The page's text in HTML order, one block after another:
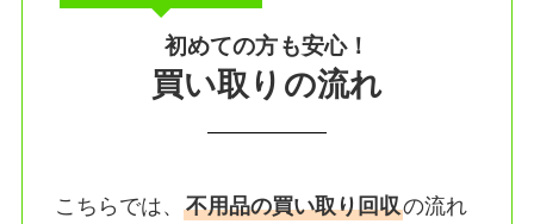
初めての方も安心！
買い取りの流れ
こちらでは、 不用品の買い取り回収の流れ